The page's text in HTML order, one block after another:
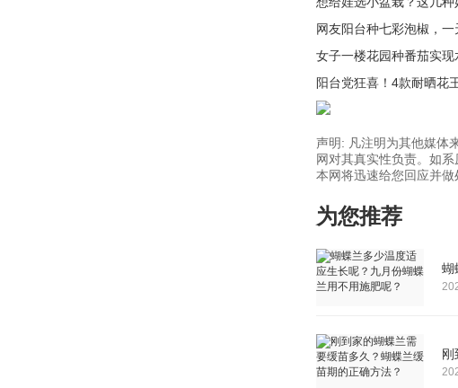
网友阳台种七彩泡椒，
女子一楼花园种番茄实现
阳台党狂喜！4款耐晒花
声明: 凡注明为其他媒体
网对其真实性负责。如
本网将迅速给您回应并
为您推荐
蝴
刚